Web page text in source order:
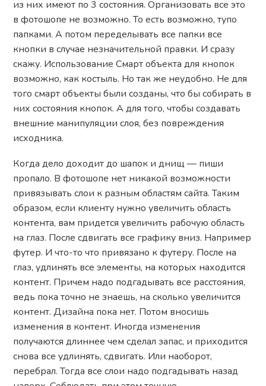
из них имеют по 3 состояния. Организовать все это
в фотошопе не возможно. То есть возможно, тупо
папками. А потом переделывать все папки все
кнопки в случае незначительной правки. И сразу
скажу. Использование Смарт объекта для кнопок
возможно, как костыль. Но так же неудобно. Не для
того смарт объекты были созданы, что бы собирать в
них состояния кнопок. А для того, чтобы создавать
внешние манипуляции слоя, без повреждения
исходника.
Когда дело доходит до шапок и днищ — пиши
пропало. В фотошопе нет никакой возможности
привязывать слои к разным областям сайта. Таким
образом, если клиенту нужно увеличить область
контента, вам придется увеличить рабочую область
на глаз. После сдвигать все графику вниз. Например
футер. И что-то что привязано к футеру. После на
глаз, удлинять все элементы, на которых находится
контент. Причем надо подгадывать все расстояния,
ведь пока точно не знаешь, на сколько увеличится
контент. Дизайна пока нет. Потом вносишь
изменения в контент. Иногда изменения
получаются длиннее чем сделал запас, и приходится
снова все удлинять, сдвигать. Или наоборот,
перебрал. Тогда все слои надо подгадывать назад